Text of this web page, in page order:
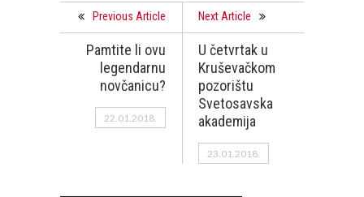
Previous Article
Pamtite li ovu
legendarnu
novčanicu?
22.01.2018.
Next Article
U četvrtak u
Kruševačkom
pozorištu
Svetosavska
akademija
23.01.2018.